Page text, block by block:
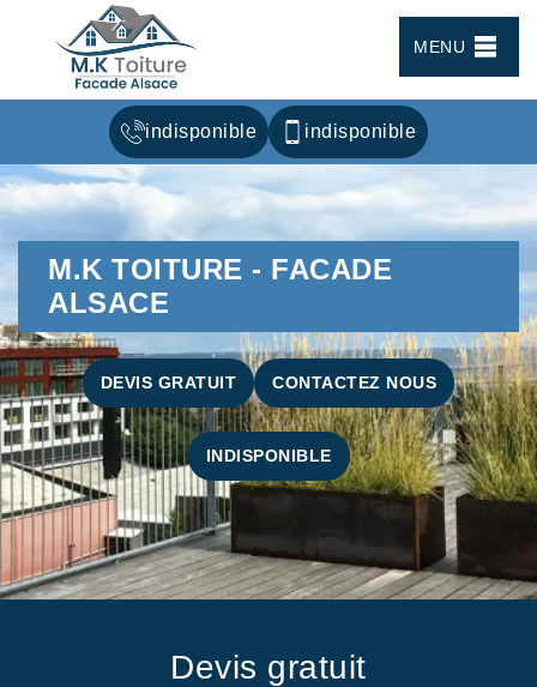
MENU
indisponible indisponible
M.K TOITURE - FACADE
ALSACE
DEVIS GRATUIT CONTACTEZ NOUS
INDISPONIBLE
Devis gratuit